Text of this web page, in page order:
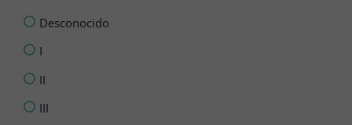
Desconocido
I
II
III